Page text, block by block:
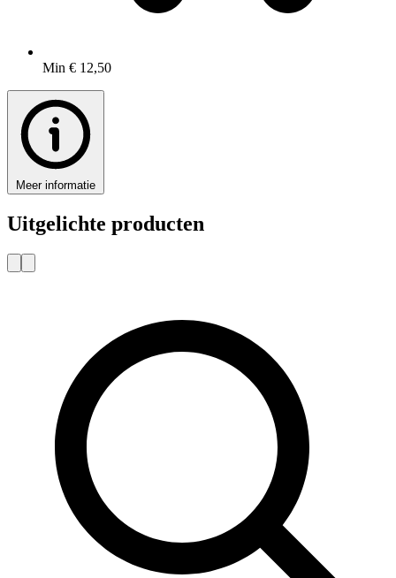
Min € 12,50
Meer informatie
Uitgelichte producten